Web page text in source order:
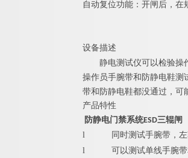
自动复位功能：开闸后，
设备描述
静电测试仪可以检验操
操作员手腕带和防静电鞋测
带和防静电鞋都没通过，可
产品特性
防静电门禁系统ESD三辊闸
l
同时测试手腕带，
l
可以测试单线手腕